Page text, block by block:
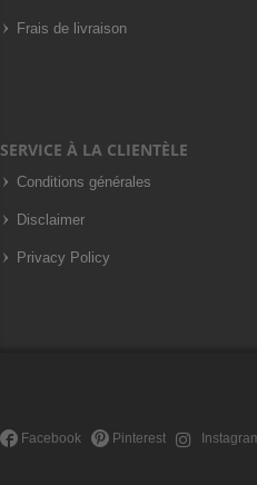
Frais de livraison
SERVICE À LA CLIENTÈLE
Conditions générales
Disclaimer
Privacy Policy
Facebook Pinterest